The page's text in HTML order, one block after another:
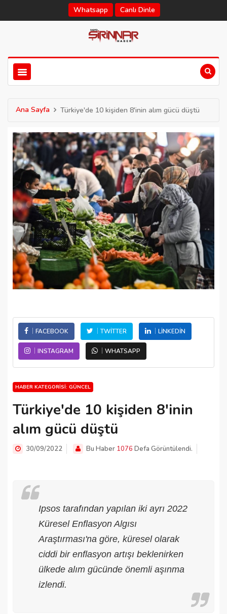
Whatsapp Canlı Dinle
Ana Sayfa Türkiye'de 10 kişiden 8'inin alım gücü düştü
FACEBOOK TWITTER LINKEDIN
INSTAGRAM WHATSAPP
HABER KATEGORISI: GÜNCEL
Türkiye'de 10 kişiden 8'inin
alım gücü düştü
30/09/2022 Bu Haber 1076 Defa Görüntülendi.
Ipsos tarafından yapılan iki ayrı 2022
Küresel Enflasyon Algısı
Araştırması'na göre, küresel olarak
ciddi bir enflasyon artışı beklenirken
ülkede alım gücünde önemli aşınma
izlendi.